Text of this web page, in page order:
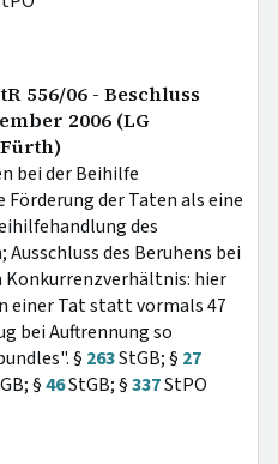
556/06 - Beschluss
2006 (LG
bei der Beihilfe
der Taten als eine
des
des Beruhens bei
Konkurrenzverhältnis: hier
einer Tat statt vormals 47
bei Auftrennung so
§ 263StGB; § 27
§46StGB; §337StPO